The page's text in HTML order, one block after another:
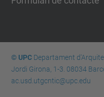
© UPCDepartament
Jordi Girona, 1-3. 08034
ac.usd.utgcntic@upc.edu